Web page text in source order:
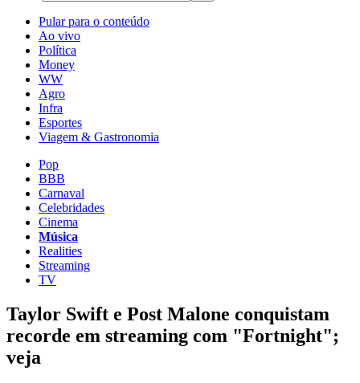
Pular para o conteúdo
Ao vivo
Política
Money
WW
Agro
Infra
Esportes
Viagem & Gastronomia
Pop
BBB
Carnaval
Celebridades
Cinema
Música
Realities
Streaming
TV
Taylor Swift e Post Malone conquistam
recorde em streaming com "Fortnight";
veja